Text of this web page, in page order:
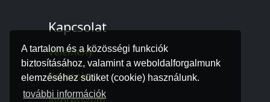
A tartalom és a közösségi funkciók
biztosításához, valamint a weboldalforgalmunk
elemzéséhez sütiket (cookie) használunk.
további információk
Kapcsolat
Vélemény
Kapcsolat